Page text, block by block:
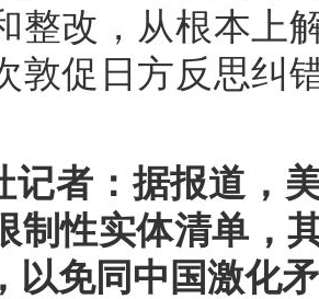
整改，从根本上
敦促日方反思纠
记者：据报道，
制性实体清单，
以免同中国激化